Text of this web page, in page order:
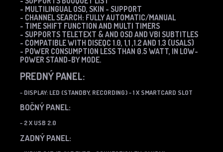
- MULTILINGUAL OSD, SKIN - SUPPORT
- CHANNEL SEARCH: FULLY AUTOMATIC/MANUAL
- TIME SHIFT FUNCTION AND MULTI TIMERS
- SUPPORTS TELETEXT & AND OSD AND VBI SUBTITLES
- COMPATIBLE WITH DISEQC 1.0, 1,1 ,1.2 AND 1.3 (USALS)
- POWER CONSUMPTION LESS THAN 0.5 WATT, IN LOW-
POWER STAND-BY MODE.
PREDNÝ PANEL:
- DISPLAY: LED (STANDBY, RECORDING)- 1 X SMARTCARD SLOT
BOČNÝ PANEL:
- 2 X USB 2.0
ZADNÝ PANEL: